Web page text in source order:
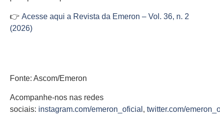
👉 Acesse aqui a Revista da Emeron – Vol. 36, n. 2
(2026)
Fonte: Ascom/Emeron
Acompanhe-nos nas redes
sociais: instagram.com/emeron_oficial , twitter.com/